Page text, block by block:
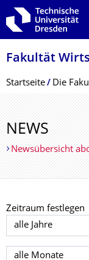
Zur Hauptnavigation
Zur Suche springen
Zum Inhalt springen
Fakultät
Breadcrumb-Menü
Startseite Die
NEWS
Newsübersicht
Zeitraum festlegen
Jahr auswählen
Monat auswählen